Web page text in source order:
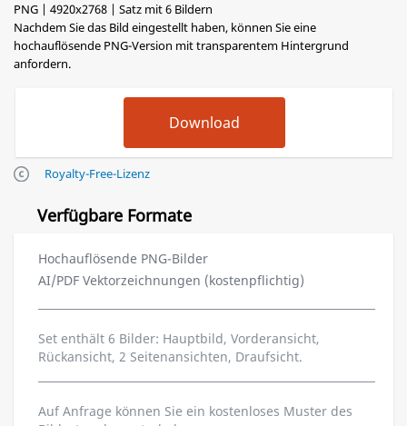
PNG | 4920x2768 | Satz mit 6 Bildern
Nachdem Sie das Bild eingestellt haben, können Sie eine
hochauflösende PNG-Version mit transparentem Hintergrund
anfordern.
Royalty-Free-Lizenz
Verfügbare Formate
Hochauflösende PNG-Bilder
AI/PDF Vektorzeichnungen (kostenpflichtig)
Set enthält 6 Bilder: Hauptbild, Vorderansicht,
Rückansicht, 2 Seitenansichten, Draufsicht.
Auf Anfrage können Sie ein kostenloses Muster des